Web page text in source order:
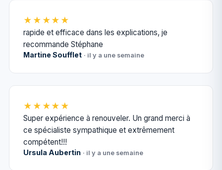
★★★★★
rapide et efficace dans les explications, je
recommande Stéphane
Martine Soufflet · il y a une semaine
★★★★★
Super expérience à renouveler. Un grand merci à
ce spécialiste sympathique et extrêmement
compétent!!!
Ursula Aubertin · il y a une semaine